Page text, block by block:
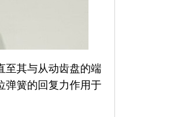
至其与从动齿盘的端
弹簧的回复力作用于